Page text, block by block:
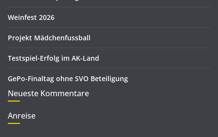
Weinfest 2026
Projekt Mädchenfussball
Testspiel-Erfolg im AK-Land
GePo-Finaltag ohne SVO Beteiligung
Neueste Kommentare
Anreise